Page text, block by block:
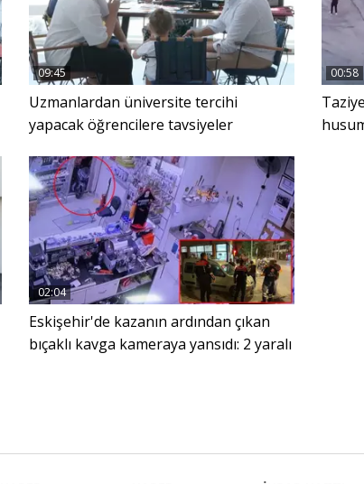
09:45
Uzmanlardan üniversite tercihi
yapacak öğrencilere tavsiyeler
00:58
02:04
Eskişehir'de kazanın ardından çıkan
bıçaklı kavga kameraya yansıdı: 2 yaralı